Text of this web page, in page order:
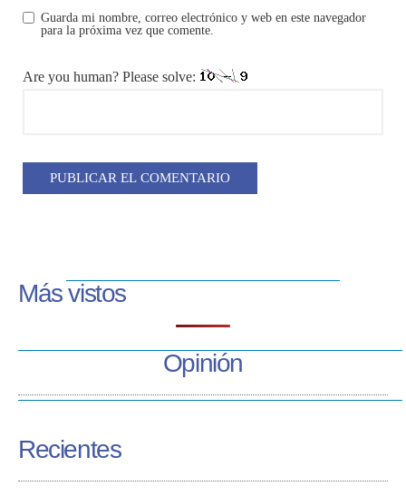
Guarda mi nombre, correo electrónico y web en este navegador
para la próxima vez que comente.
Are you human? Please solve:
Más vistos
Opinión
Recientes